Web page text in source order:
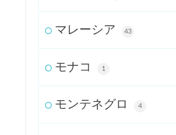
マレーシア 43
モナコ 1
モンテネグロ 4